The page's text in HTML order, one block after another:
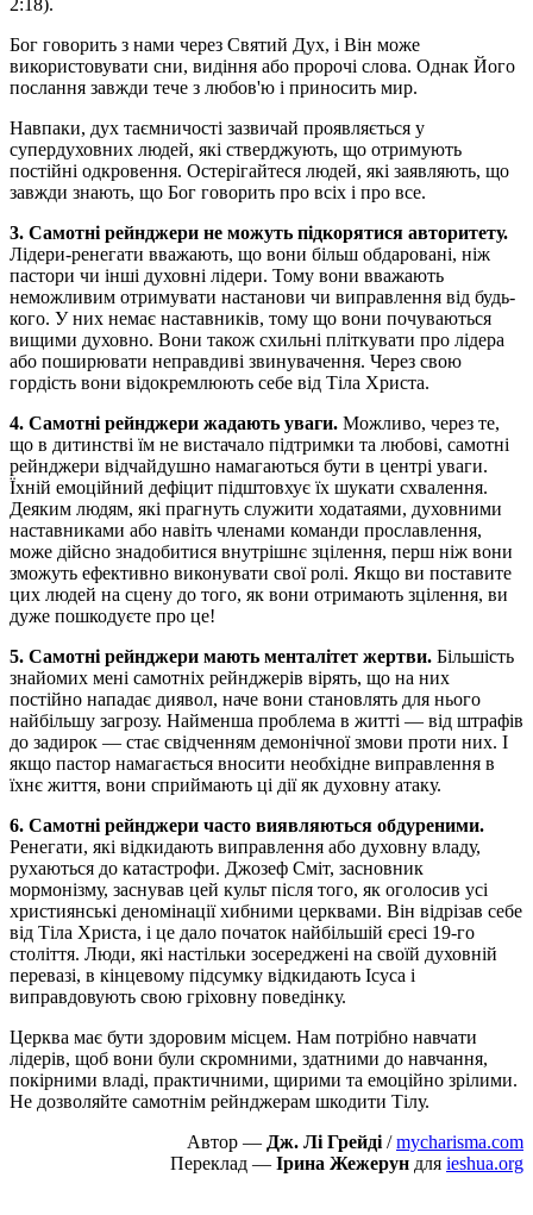
Бог говорить з нами через Святий Дух, і Він може
використовувати сни, видіння або пророчі слова. Однак Його
послання завжди тече з любов'ю і приносить мир.
Навпаки, дух таємничості зазвичай проявляється у
супердуховних людей, які стверджують, що отримують
постійні одкровення. Остерігайтеся людей, які заявляють, що
завжди знають, що Бог говорить про всіх і про все.
3. Самотні рейнджери не можуть підкорятися авторитету.
Лідери-ренегати вважають, що вони більш обдаровані, ніж
пастори чи інші духовні лідери. Тому вони вважають
неможливим отримувати настанови чи виправлення від будь-
кого. У них немає наставників, тому що вони почуваються
вищими духовно. Вони також схильні пліткувати про лідера
або поширювати неправдиві звинувачення. Через свою
гордість вони відокремлюють себе від Тіла Христа.
4. Самотні рейнджери жадають уваги. Можливо, через те,
що в дитинстві їм не вистачало підтримки та любові, самотні
рейнджери відчайдушно намагаються бути в центрі уваги.
Їхній емоційний дефіцит підштовхує їх шукати схвалення.
Деяким людям, які прагнуть служити ходатаями, духовними
наставниками або навіть членами команди прославлення,
може дійсно знадобитися внутрішнє зцілення, перш ніж вони
зможуть ефективно виконувати свої ролі. Якщо ви поставите
цих людей на сцену до того, як вони отримають зцілення, ви
дуже пошкодуєте про це!
5. Самотні рейнджери мають менталітет жертви. Більшість
знайомих мені самотніх рейнджерів вірять, що на них
постійно нападає диявол, наче вони становлять для нього
найбільшу загрозу. Найменша проблема в житті — від штрафів
до задирок — стає свідченням демонічної змови проти них. І
якщо пастор намагається вносити необхідне виправлення в
їхнє життя, вони сприймають ці дії як духовну атаку.
6. Самотні рейнджери часто виявляються обдуреними.
Ренегати, які відкидають виправлення або духовну владу,
рухаються до катастрофи. Джозеф Сміт, засновник
мормонізму, заснував цей культ після того, як оголосив усі
християнські деномінації хибними церквами. Він відрізав себе
від Тіла Христа, і це дало початок найбільшій єресі 19-го
століття. Люди, які настільки зосереджені на своїй духовній
перевазі, в кінцевому підсумку відкидають Ісуса і
виправдовують свою гріховну поведінку.
Церква має бути здоровим місцем. Нам потрібно навчати
лідерів, щоб вони були скромними, здатними до навчання,
покірними владі, практичними, щирими та емоційно зрілими.
Не дозволяйте самотнім рейнджерам шкодити Тілу.
Автор — Дж. Лі Грейді /mycharisma.com
Переклад — Ірина Жежерун для ieshua.org